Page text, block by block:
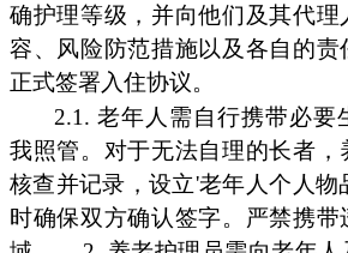
确护理等级，并向他们及其代理
容、风险防范措施以及各自的
正式签署入住协议。
2.1. 老年人需自行携带必要
我照管。对于无法自理的长者，
核查并记录，设立'老年人个人物
时确保双方确认签字。严禁携